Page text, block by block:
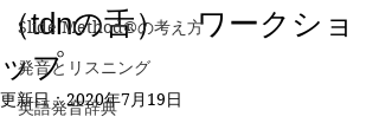
Slide Method®の考え方
発音とリスニング
英語発音辞典
（tdnの舌） ワークショ
ップ
更新日：2020年7月19日